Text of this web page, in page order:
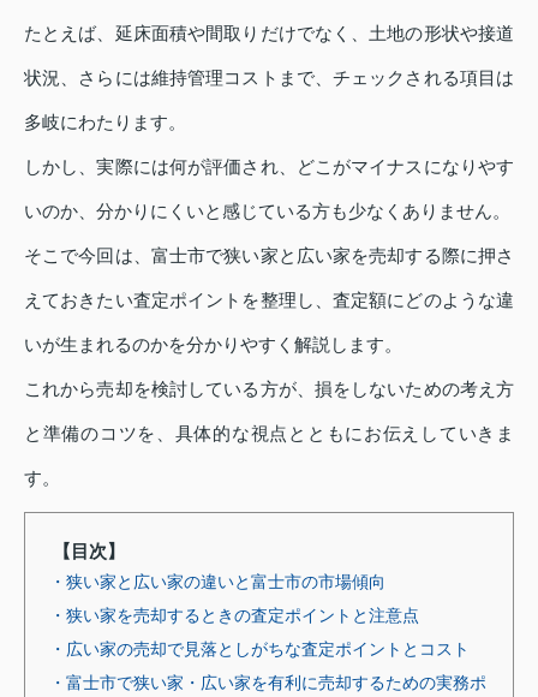
たとえば、延床面積や間取りだけでなく、土地の形状や接道
状況、さらには維持管理コストまで、チェックされる項目は
多岐にわたります。
しかし、実際には何が評価され、どこがマイナスになりやす
いのか、分かりにくいと感じている方も少なくありません。
そこで今回は、富士市で狭い家と広い家を売却する際に押さ
えておきたい査定ポイントを整理し、査定額にどのような違
いが生まれるのかを分かりやすく解説します。
これから売却を検討している方が、損をしないための考え方
と準備のコツを、具体的な視点とともにお伝えしていきま
す。
【目次】
・狭い家と広い家の違いと富士市の市場傾向
・狭い家を売却するときの査定ポイントと注意点
・広い家の売却で見落としがちな査定ポイントとコスト
・富士市で狭い家・広い家を有利に売却するための実務ポ